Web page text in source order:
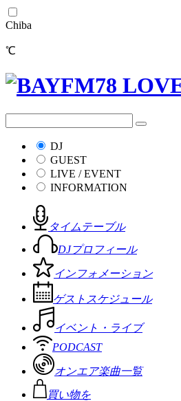
Chiba
℃
DJ
GUEST
LIVE / EVENT
INFORMATION
タイムテーブル
DJプロフィール
インフォメーション
ゲストスケジュール
イベント・ライブ
PODCAST
オンエア楽曲一覧
買い物を